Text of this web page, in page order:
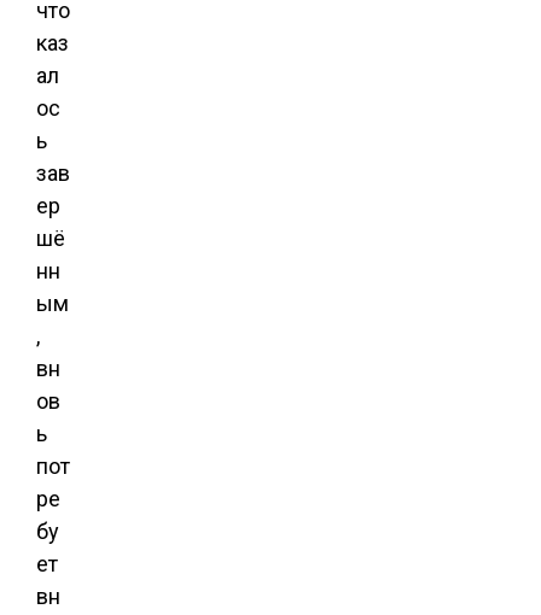
что
каз
ал
ос
ь
зав
ер
шё
нн
ым
,
вн
ов
ь
пот
ре
бу
ет
вн